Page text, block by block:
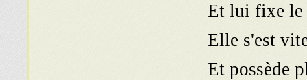
Et lui fixe
Elle s'est
Et possède